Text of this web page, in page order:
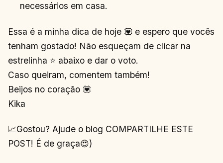
necessários em casa.
Essa é a minha dica de hoje 💟 e espero que vocês
tenham gostado! Não esqueçam de clicar na
estrelinha ⭐ abaixo e dar o voto.
Caso queiram, comentem também!
Beijos no coração 💟
Kika
📈Gostou? Ajude o blog COMPARTILHE ESTE
POST! É de graça😍)